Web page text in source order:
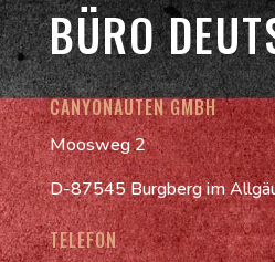
BÜRO
CANYONAUTEN GMBH
Moosweg 2
D-87545 Burgberg im
TELEFON